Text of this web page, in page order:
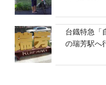
台鐡特急「
の瑞芳駅へ